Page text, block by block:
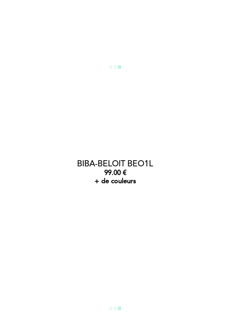
BIBA-BELOIT BEO1L
99.00 €
+ de couleurs